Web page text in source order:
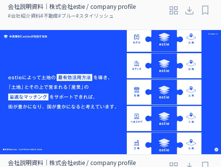
会社説明資料｜株式会社estie / company profile
#会社紹介資料#不動産#ブルー#スタイリッシュ
会社説明資料｜株式会社estie / company profile